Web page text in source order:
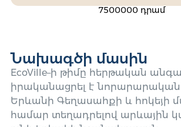
7500000 դրամ
Նախագծի մասին
EcoVille–ի թիմը հերթական
իրականացրել է
Երևանի Գեղասահքի և հոկեյի
համար տեղադրելով արևային